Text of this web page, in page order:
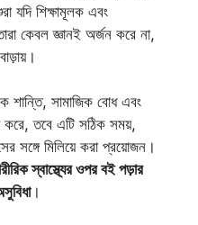
যদি শিক্ষামূলক এবং
কেবল জ্ঞানই অর্জন করে না,
শান্তি, সামাজিক বোধ এবং
করে, তবে এটি সঠিক সময়,
সঙ্গে মিলিয়ে করা প্রয়োজন।
স্বাস্থ্যের ওপর বই পড়ার
।